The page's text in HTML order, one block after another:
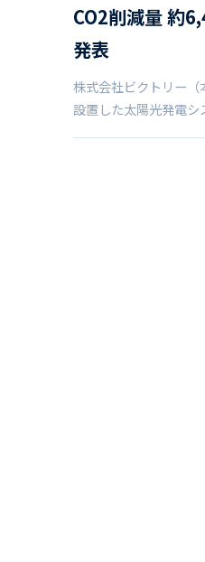
CO2削減量 約
発表
株式会社ビクトリー
設置した太陽光発電